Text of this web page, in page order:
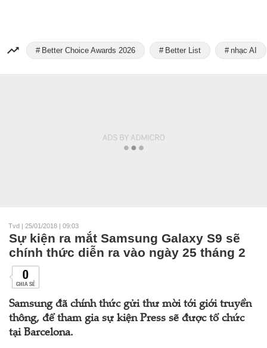
Better Choice Awards 2026 Better List nhạc AI
Tvd | 25/01/2018 | 09:03
Sự kiện ra mắt Samsung Galaxy S9 sẽ
chính thức diễn ra vào ngày 25 tháng 2
0
CHIA SẺ
Samsung đã chính thức gửi thư mời tới giới truyền
thông, để tham gia sự kiện Press sẽ được tổ chức
tại Barcelona.